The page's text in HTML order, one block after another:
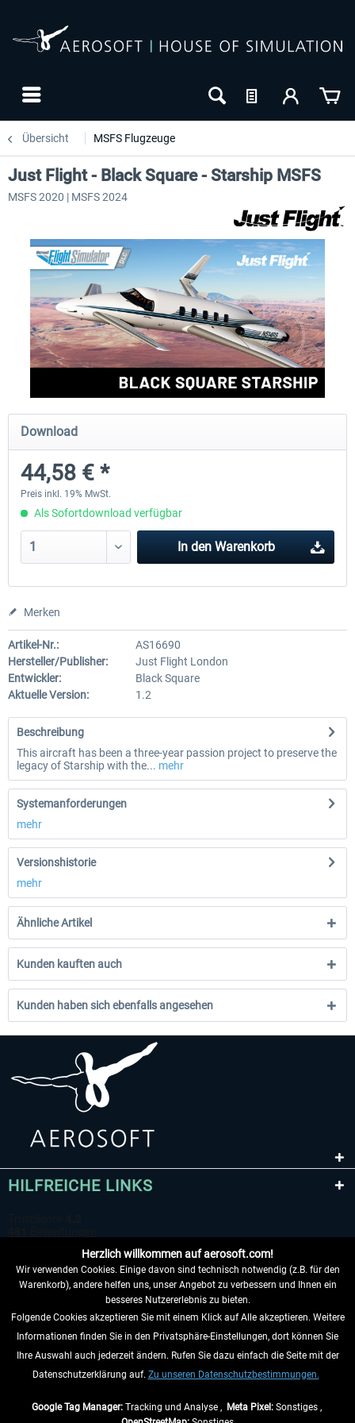
Übersicht MSFS Flugzeuge
FlightSim Studio - E-Jets 170/175
39,95 € *
Aerosoft Aircraft A340-
Just Flight - Black Square - Starship MSFS
MSFS 2020 | MSFS 2024
Download
44,58 € *
Preis inkl. 19% MwSt.
Als Sofortdownload verfügbar
In den Warenkorb
Merken
Artikel-Nr.:
AS16690
Hersteller/Publisher:
Just Flight London
Entwickler:
Black Square
Aktuelle Version:
1.2
Beschreibung
This aircraft has been a three-year passion project to preserve the
legacy of Starship with the... mehr
Systemanforderungen
mehr
Versionshistorie
mehr
Ähnliche Artikel
Kunden kauften auch
Kunden haben sich ebenfalls angesehen
HILFREICHE LINKS
VERTRAG WIDERRUFEN
INFORMATIONEN
Herzlich willkommen auf aerosoft.com!
Wir verwenden Cookies. Einige davon sind technisch notwendig (z.B. für den
Warenkorb), andere helfen uns, unser Angebot zu verbessern und Ihnen ein
besseres Nutzererlebnis zu bieten.
Folgende Cookies akzeptieren Sie mit einem Klick auf Alle akzeptieren. Weitere
Informationen finden Sie in den Privatsphäre-Einstellungen, dort können Sie
Ihre Auswahl auch jederzeit ändern. Rufen Sie dazu einfach die Seite mit der
Datenschutzerklärung auf. Zu unseren Datenschutzbestimmungen.
Google Tag Manager:Tracking und Analyse , Meta Pixel:Sonstiges ,